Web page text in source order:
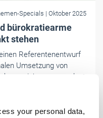
your personal data,
Specials | Oktober 2025
bürokratiearme
stehen
Referentenentwurf
Umsetzung von
vorgelegt.